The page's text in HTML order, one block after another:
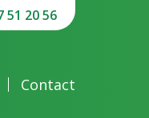
51 20 56
Contact